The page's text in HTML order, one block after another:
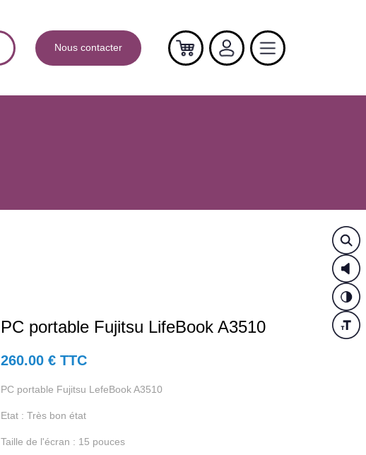
Nous contacter
PC portable Fujitsu LifeBook A3510
260.00 € TTC
PC portable Fujitsu LefeBook A3510
Etat : Très bon état
Taille de l'écran : 15 pouces